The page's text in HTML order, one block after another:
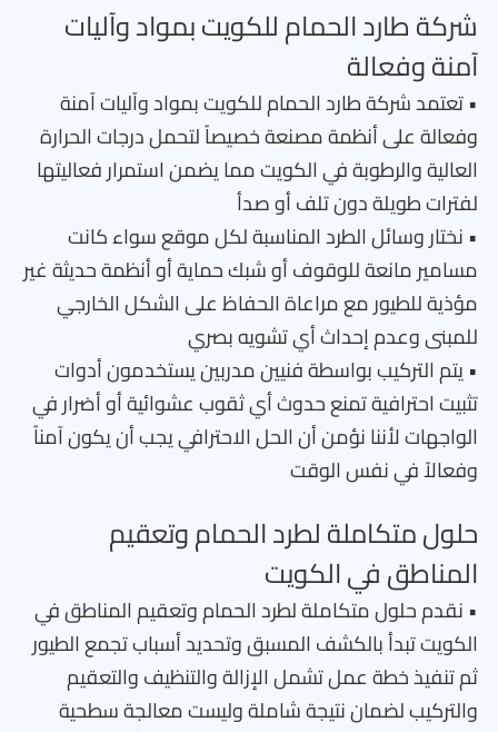
شركة طارد الحمام للكويت بمواد وآليات
آمنة وفعالة
• تعتمد شركة طارد الحمام للكويت بمواد وآليات آمنة
وفعالة على أنظمة مصنعة خصيصاً لتحمل درجات الحرارة
العالية والرطوبة في الكويت مما يضمن استمرار فعاليتها
لفترات طويلة دون تلف أو صدأ
• نختار وسائل الطرد المناسبة لكل موقع سواء كانت
مسامير مانعة للوقوف أو شبك حماية أو أنظمة حديثة غير
مؤذية للطيور مع مراعاة الحفاظ على الشكل الخارجي
للمبنى وعدم إحداث أي تشويه بصري
• يتم التركيب بواسطة فنيين مدربين يستخدمون أدوات
تثبيت احترافية تمنع حدوث أي ثقوب عشوائية أو أضرار في
الواجهات لأننا نؤمن أن الحل الاحترافي يجب أن يكون آمناً
وفعالاً في نفس الوقت
حلول متكاملة لطرد الحمام وتعقيم
المناطق في الكويت
• نقدم حلول متكاملة لطرد الحمام وتعقيم المناطق في
الكويت تبدأ بالكشف المسبق وتحديد أسباب تجمع الطيور
ثم تنفيذ خطة عمل تشمل الإزالة والتنظيف والتعقيم
والتركيب لضمان نتيجة شاملة وليست معالجة سطحية